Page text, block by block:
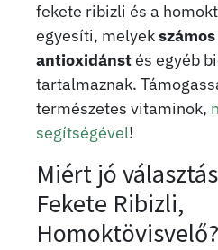
fekete ribizli és a
egyesíti, melyek
antioxidánstés egyéb
tartalmaznak.
természetes vitaminok,
segítségével!
Miért jó
Fekete Ribizli,
Homoktövisvelő?